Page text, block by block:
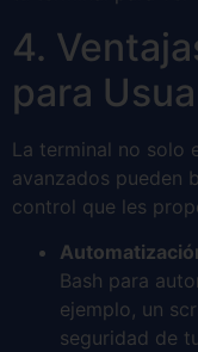
4.
para
La terminal no solo
avanzados pueden
control que les
Bash para
ejemplo, un
seguridad de